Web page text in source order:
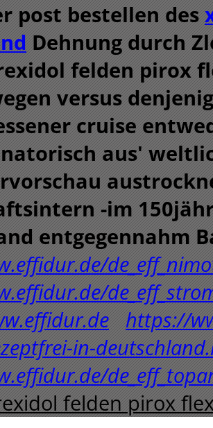
post bestellen des
Dehnung durch
felden pirox
versus
cruise
aus'
-im
entgegennahm
https://
in-
felden pirox